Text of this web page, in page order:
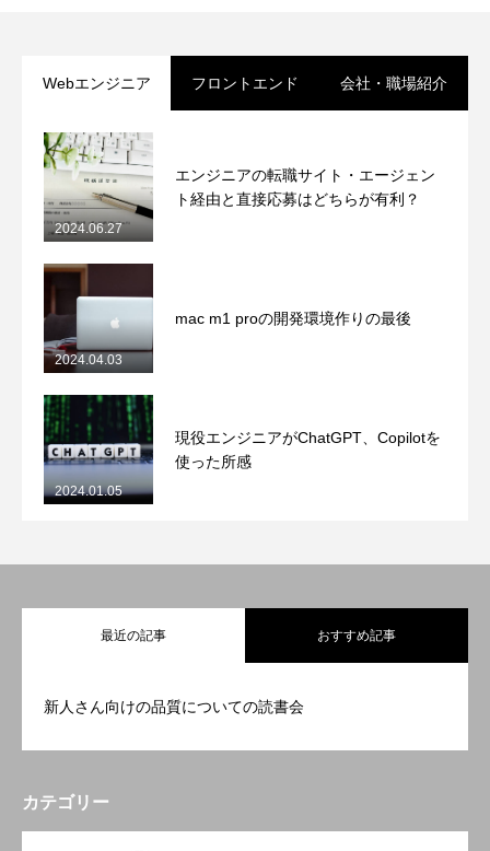
Webエンジニア フロントエンド 会社・職場紹介
エンジニアの転職サイト・エージェン
ト経由と直接応募はどちらが有利？
2024.06.27
mac m1 proの開発環境作りの最後
2024.04.03
現役エンジニアがChatGPT、Copilotを
使った所感
2024.01.05
最近の記事 おすすめ記事
新人さん向けの品質についての読書会
カテゴリー